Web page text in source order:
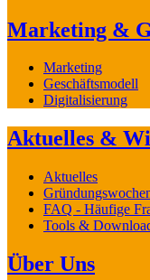
Marketing &
Marketing
Geschäftsmodell
Digitalisierung
Aktuelles &
Aktuelles
FAQ - Häufige
Tools &
Über Uns